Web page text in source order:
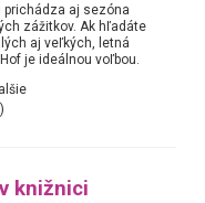
prichádza aj sezóna
zážitkov. Ak hľadáte
aj veľkých, letná
je ideálnou voľbou.
knižnici